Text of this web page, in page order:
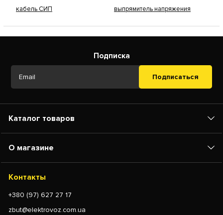
кабель СИП
выпрямитель напряжения
Подписка
Подписаться
Каталог товаров
О магазине
Контакты
+380 (97) 627 27 17
zbut@elektrovoz.com.ua